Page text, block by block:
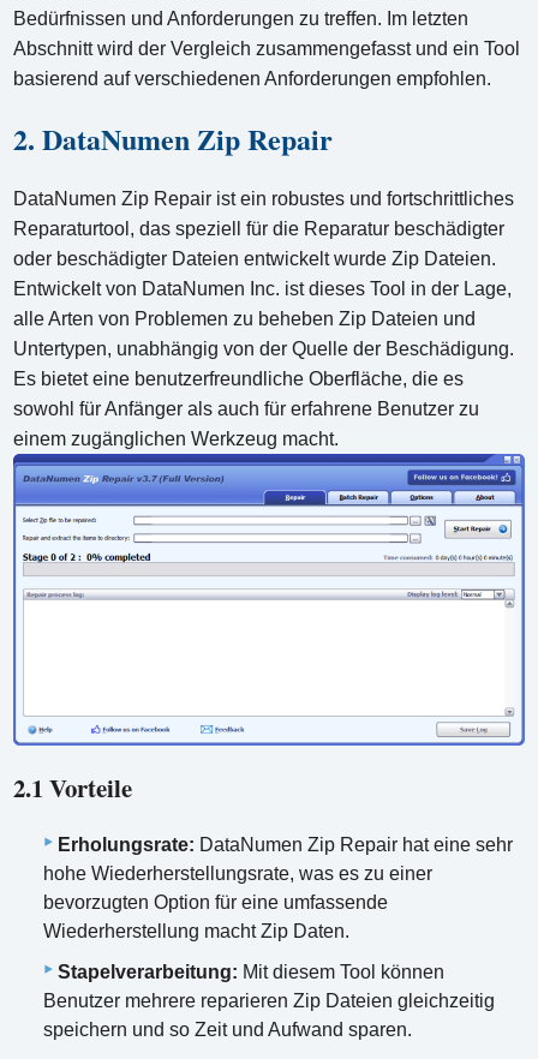
Bedürfnissen und Anforderungen zu treffen. Im letzten
Abschnitt wird der Vergleich zusammengefasst und ein Tool
basierend auf verschiedenen Anforderungen empfohlen.
2. DataNumen Zip Repair
DataNumen Zip Repair ist ein robustes und fortschrittliches
Reparaturtool, das speziell für die Reparatur beschädigter
oder beschädigter Dateien entwickelt wurde Zip Dateien.
Entwickelt von DataNumen Inc. ist dieses Tool in der Lage,
alle Arten von Problemen zu beheben Zip Dateien und
Untertypen, unabhängig von der Quelle der Beschädigung.
Es bietet eine benutzerfreundliche Oberfläche, die es
sowohl für Anfänger als auch für erfahrene Benutzer zu
einem zugänglichen Werkzeug macht.
2.1 Vorteile
Erholungsrate: DataNumen Zip Repair hat eine sehr
hohe Wiederherstellungsrate, was es zu einer
bevorzugten Option für eine umfassende
Wiederherstellung macht Zip Daten.
Stapelverarbeitung: Mit diesem Tool können
Benutzer mehrere reparieren Zip Dateien gleichzeitig
speichern und so Zeit und Aufwand sparen.